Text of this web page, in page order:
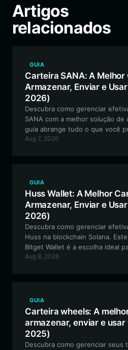
Artigos
relacionados
GUIA
Carteira SANA: A
Armazenar, Enviar e
2026)
Descubra como gerenciar
SANA com a melhor solução de
guia abrange tudo o que você
como navegar no ecossistema
Aug 7, 2026
GUIA
Huss Wallet: A Melhor
Armazenar, Enviar e
2026)
Descubra como gerenciar
Huss na blockchain Solana.
Bitget Wallet é a escolha ideal
e interagir com o ecossistema
Aug 8, 2026
GUIA
Carteira wheels: A
armazenar, enviar e usar
2025)
Descubra como gerenciar seus